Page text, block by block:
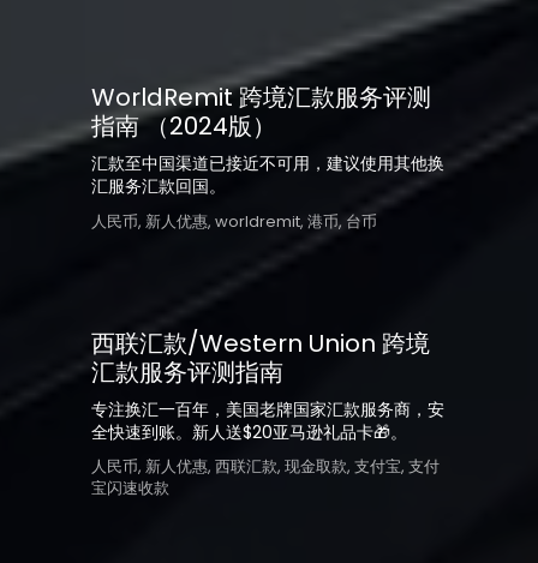
WorldRemit 跨境汇款服务评测
指南 （2024版）
汇款至中国渠道已接近不可用，建议使用其他换
汇服务汇款回国。
人民币,新人优惠,worldremit,港币, 台币
西联汇款/Western Union 跨境
汇款服务评测指南
专注换汇一百年，美国老牌国家汇款服务商，安
全快速到账。新人送$20亚马逊礼品卡🎁。
人民币,新人优惠,西联汇款,现金取款,支付宝,支付
宝闪速收款